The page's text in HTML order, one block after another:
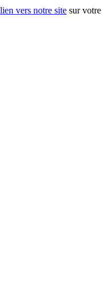
vers notre site sur votre